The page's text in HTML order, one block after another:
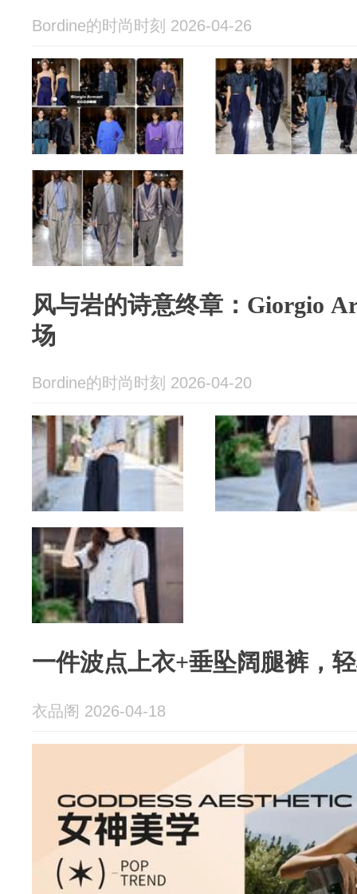
Bordine的时尚时刻 2026-04-26
风与岩的诗意终章：Giorgio
场
Bordine的时尚时刻 2026-04-20
一件波点上衣+垂坠阔腿裤，
衣品阁 2026-04-18